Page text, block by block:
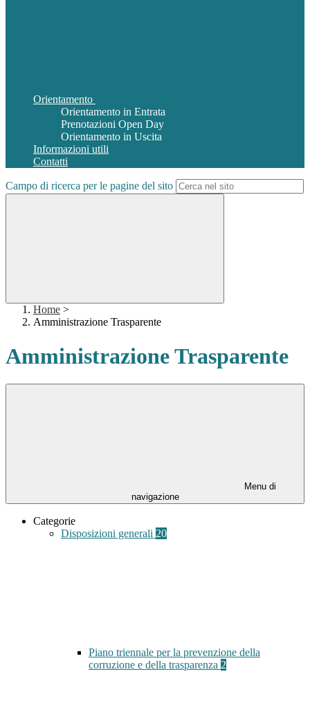
Orientamento
Orientamento in Entrata
Prenotazioni Open Day
Orientamento in Uscita
Informazioni utili
Contatti
Campo di ricerca per le pagine del sito
Home >
Amministrazione Trasparente
Amministrazione Trasparente
Menu di
navigazione
Categorie
Disposizioni generali 20
Piano triennale per la prevenzione della
corruzione e della trasparenza 2